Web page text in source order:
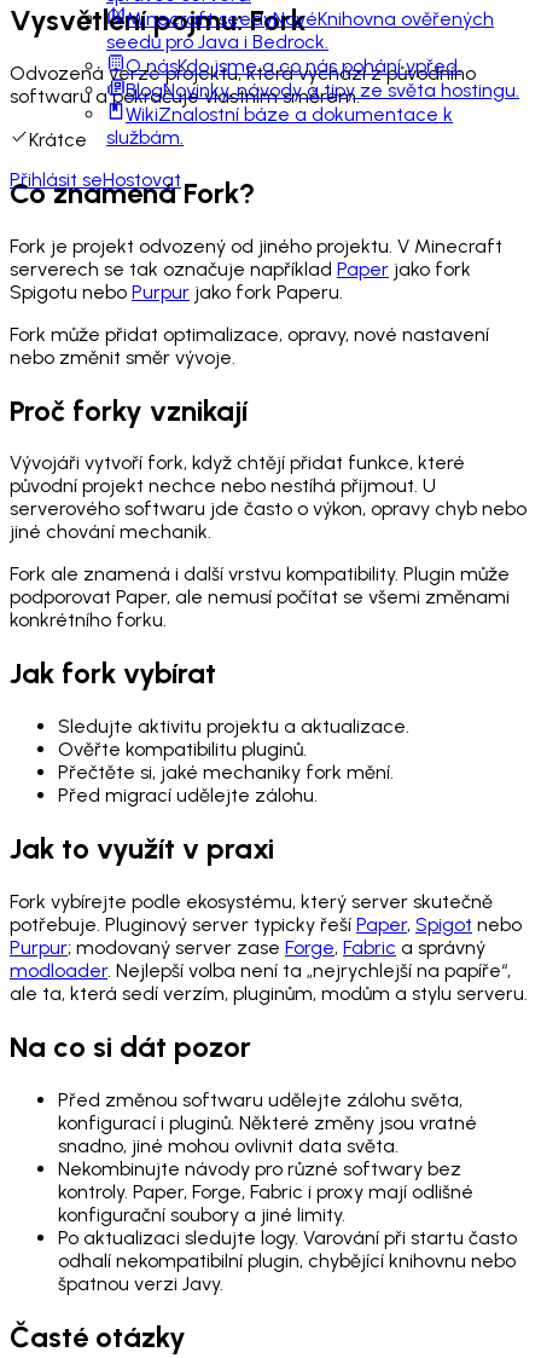
Minecraft seedyNovéKnihovna ověřených
seedů pro Java i Bedrock.
O násKdo jsme a co nás pohání vpřed.
BlogNovinky, návody a tipy ze světa hostingu.
WikiZnalostní báze a dokumentace k
službám.
Přihlásit seHostovat
Vysvětlení pojmu: Fork
Odvozená verze projektu, která vychází z původního
softwaru a pokračuje vlastním směrem.
Krátce
Co znamená Fork?
Fork je projekt odvozený od jiného projektu. V Minecraft
serverech se tak označuje například Paper jako fork
Spigotu nebo Purpur jako fork Paperu.
Fork může přidat optimalizace, opravy, nové nastavení
nebo změnit směr vývoje.
Proč forky vznikají
Vývojáři vytvoří fork, když chtějí přidat funkce, které
původní projekt nechce nebo nestíhá přijmout. U
serverového softwaru jde často o výkon, opravy chyb nebo
jiné chování mechanik.
Fork ale znamená i další vrstvu kompatibility. Plugin může
podporovat Paper, ale nemusí počítat se všemi změnami
konkrétního forku.
Jak fork vybírat
Sledujte aktivitu projektu a aktualizace.
Ověřte kompatibilitu pluginů.
Přečtěte si, jaké mechaniky fork mění.
Před migrací udělejte zálohu.
Jak to využít v praxi
Fork vybírejte podle ekosystému, který server skutečně
potřebuje. Pluginový server typicky řeší Paper, Spigot nebo
Purpur; modovaný server zase Forge, Fabric a správný
modloader. Nejlepší volba není ta „nejrychlejší na papíře“,
ale ta, která sedí verzím, pluginům, modům a stylu serveru.
Na co si dát pozor
Před změnou softwaru udělejte zálohu světa,
konfigurací i pluginů. Některé změny jsou vratné
snadno, jiné mohou ovlivnit data světa.
Nekombinujte návody pro různé softwary bez
kontroly. Paper, Forge, Fabric i proxy mají odlišné
konfigurační soubory a jiné limity.
Po aktualizaci sledujte logy. Varování při startu často
odhalí nekompatibilní plugin, chybějící knihovnu nebo
špatnou verzi Javy.
Časté otázky